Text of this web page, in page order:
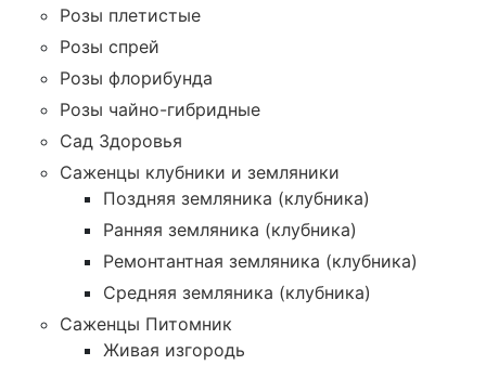
Розы плетистые
Розы спрей
Розы флорибунда
Розы чайно-гибридные
Сад Здоровья
Саженцы клубники и земляники
Поздняя земляника (клубника)
Ранняя земляника (клубника)
Ремонтантная земляника (клубника)
Средняя земляника (клубника)
Саженцы Питомник
Живая изгородь